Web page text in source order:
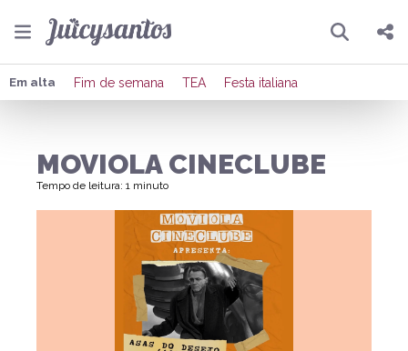
Pesquisar
Compartilhar
Enviar por Whatsapp
Publicar no Facebook
Em alta Fim de semana TEA Festa italiana
MOVIOLA CINECLUBE
Tempo de leitura: 1 minuto